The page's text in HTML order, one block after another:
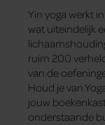
Yin yoga werkt
wat uiteindelijk
ruim 200
van de
Houd je van
jouw
onderstaande